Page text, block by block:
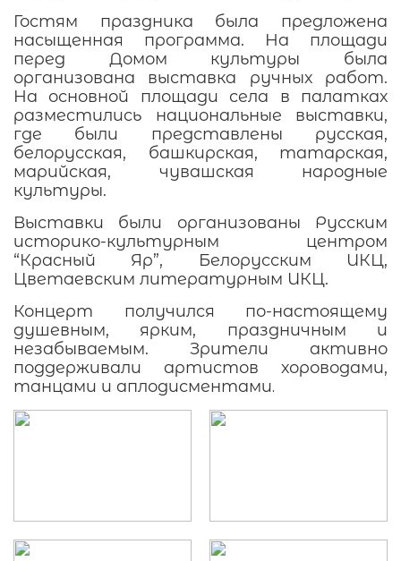
Гостям праздника была предложена
насыщенная программа. На площади
перед Домом культуры была
организована выставка ручных работ.
На основной площади села в палатках
разместились национальные выставки,
где были представлены русская,
белорусская, башкирская, татарская,
марийская, чувашская народные
культуры.
Выставки были организованы Русским
историко-культурным центром
“Красный Яр”, Белорусским ИКЦ,
Цветаевским литературным ИКЦ.
Концерт получился по-настоящему
душевным, ярким, праздничным и
незабываемым. Зрители активно
поддерживали артистов хороводами,
танцами и аплодисментами.